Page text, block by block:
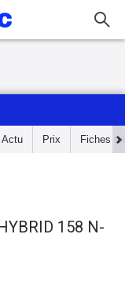
Actu Prix Fiches
158 N-